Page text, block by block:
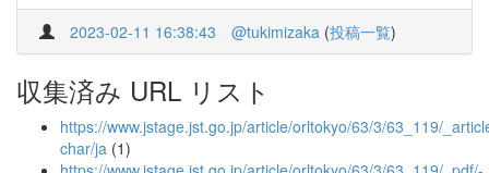
2023-02-11 16:38:43 @tukimizaka (投稿一覧)
収集済み URL リスト
https://www.jstage.jst.go.jp/article/orltokyo/63/3/63_119/
char/ja (1)